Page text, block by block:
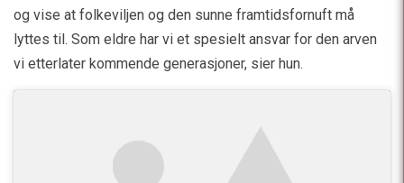
og vise at folkeviljen og den sunne framtidsfornuft må
lyttes til. Som eldre har vi et spesielt ansvar for den arven
vi etterlater kommende generasjoner, sier hun.